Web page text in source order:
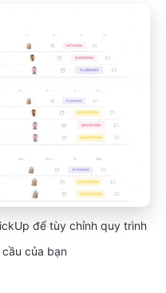
để tùy chỉnh quy trình
của bạn